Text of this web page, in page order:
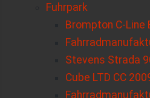
Fuhrpark
Brompton C-Line
Stevens Strada
Cube LTD CC